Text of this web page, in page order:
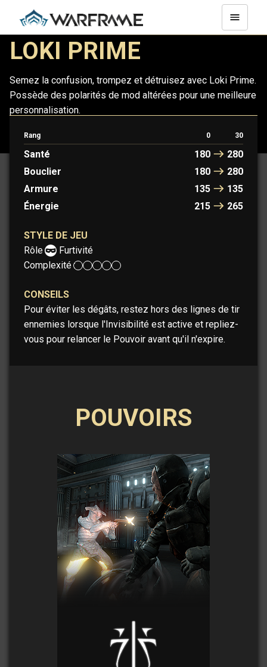
LOKI PRIME
Semez la confusion, trompez et détruisez avec Loki Prime.
Possède des polarités de mod altérées pour une meilleure
personnalisation.
Rang 0 30
Santé 180
280
Bouclier
180
280
Armure
135
135
Énergie
215 265
STYLE DE JEU
Rôle :
Furtivité
Complexité :
CONSEILS
Pour éviter les dégâts, restez hors des lignes de tir
ennemies lorsque l'Invisibilité est active et repliez-
vous pour relancer le Pouvoir avant qu'il n'expire.
POUVOIRS